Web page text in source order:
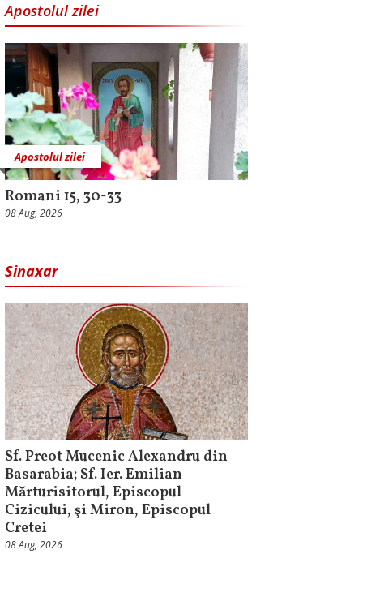
Apostolul zilei
Apostolul zilei
Romani 15, 30-33
08 Aug, 2026
Sinaxar
Sf. Preot Mucenic Alexandru din
Basarabia; Sf. Ier. Emilian
Mărturisitorul, Episcopul
Cizicului, şi Miron, Episcopul
Cretei
08 Aug, 2026